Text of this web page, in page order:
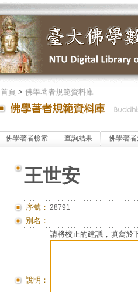
首頁> 佛學著者規範資料庫
佛學著者檢索 查詢結果 佛學著
王世安
序號： 28791
別名：
說明：
請將校正的建議，填寫於